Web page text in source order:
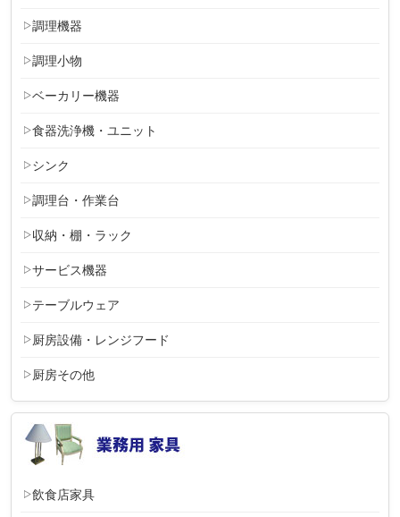
調理機器
調理小物
ベーカリー機器
食器洗浄機・ユニット
シンク
調理台・作業台
収納・棚・ラック
サービス機器
テーブルウェア
厨房設備・レンジフード
厨房その他
飲食店家具